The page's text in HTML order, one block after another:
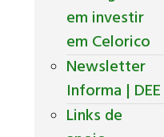
em investir
em Celorico
Newsletter
Informa | DEE
Links de